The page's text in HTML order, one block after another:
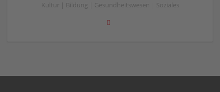
Kultur | Bildung | Gesundheitswesen | Soziales